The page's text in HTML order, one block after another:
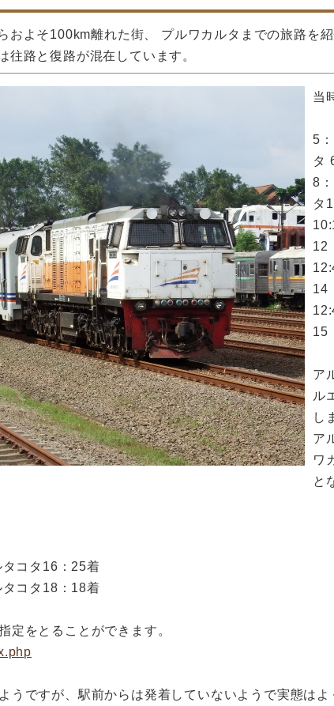
およそ100km離れた街、 プルワカルタまでの旅路を紹
往路と復路が混在しています。
当
5
タ
8
タ
12
14
15
ア
ル
し
ア
ワ
と
コタ16：25着
コタ18：18着
定をとることができます。
うですが、駅前からは発着していないようで実態はよ